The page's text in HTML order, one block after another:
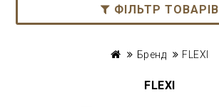
ФІЛЬТР ТОВАРІВ
Бренд FLEXI
FLEXI